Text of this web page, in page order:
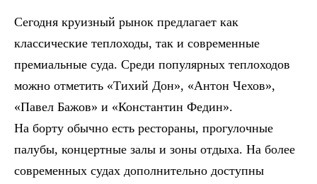
Сегодня круизный рынок предлагает как
классические теплоходы, так и современные
премиальные суда. Среди популярных теплоходов
можно отметить «Тихий Дон», «Антон Чехов»,
«Павел Бажов» и «Константин Федин».
На борту обычно есть рестораны, прогулочные
палубы, концертные залы и зоны отдыха. На более
современных судах дополнительно доступны